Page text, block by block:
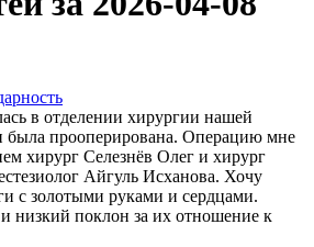
в отделении хирургии нашей
была прооперирована. Операцию мне
хирург Селезнёв Олег и хирург
Айгуль Исханова. Хочу
с золотыми руками и сердцами.
низкий поклон за их отношение к